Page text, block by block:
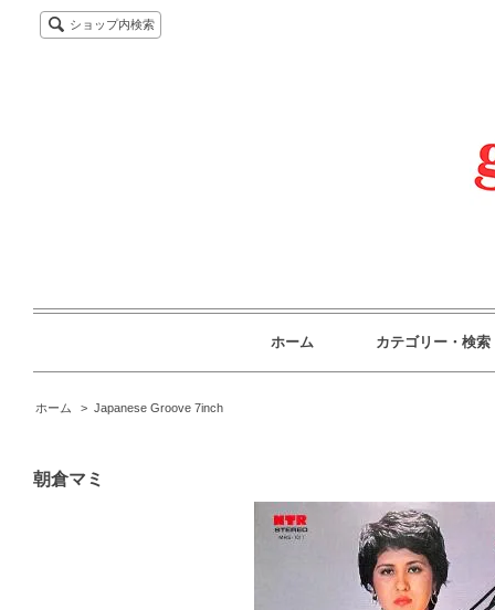
ショップ内検索
ホーム カテゴリー・検索
ホーム > Japanese Groove 7inch
朝倉マミ